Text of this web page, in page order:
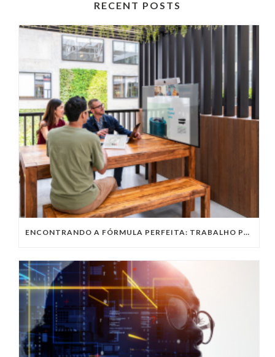
RECENT POSTS
ENCONTRANDO A FÓRMULA PERFEITA: TRABALHO PRESENCIAL, HOME OFFICE OU TRABALHO HÍBRIDO?